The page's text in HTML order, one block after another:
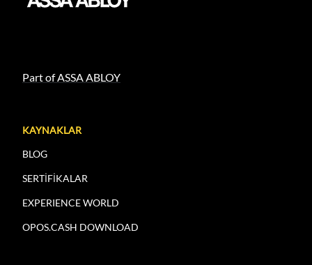
Part of ASSA ABLOY
KAYNAKLAR
BLOG
SERTİFİKALAR
EXPERIENCE WORLD
OPOS.CASH DOWNLOAD